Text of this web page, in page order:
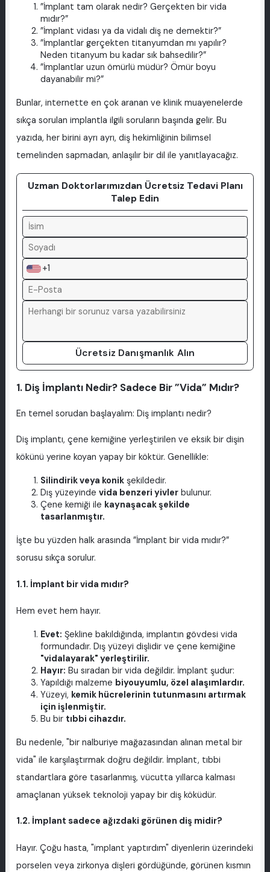
”İmplant tam olarak nedir? Gerçekten bir vida
mıdır?”
”İmplant vidası ya da vidalı diş ne demektir?”
”İmplantlar gerçekten titanyumdan mı yapılır?
Neden titanyum bu kadar sık bahsedilir?”
”İmplantlar uzun ömürlü müdür? Ömür boyu
dayanabilir mi?”
Bunlar, internette en çok aranan ve klinik muayenelerde
sıkça sorulan implantla ilgili soruların başında gelir. Bu
yazıda, her birini ayrı ayrı, diş hekimliğinin bilimsel
temelinden sapmadan, anlaşılır bir dil ile yanıtlayacağız.
Uzman Doktorlarımızdan Ücretsiz Tedavi Planı
Talep Edin
+1
Ücretsiz Danışmanlık Alın
1. Diş İmplantı Nedir? Sadece Bir ”Vida” Mıdır?
En temel sorudan başlayalım: Diş implantı nedir?
Diş implantı, çene kemiğine yerleştirilen ve eksik bir dişin
kökünü yerine koyan yapay bir köktür. Genellikle:
Silindirik veya konikşekildedir.
Dış yüzeyinde vida benzeri yivlerbulunur.
Çene kemiği ile kaynaşacak şekilde
tasarlanmıştır.
İşte bu yüzden halk arasında ”İmplant bir vida mıdır?”
sorusu sıkça sorulur.
1.1. İmplant bir vida mıdır?
Hem evet hem hayır.
Evet: Şekline bakıldığında, implantın gövdesi vida
formundadır. Dış yüzeyi dişlidir ve çene kemiğine
"vidalayarak" yerleştirilir.
Hayır: Bu sıradan bir vida değildir. İmplant şudur:
Yapıldığı malzeme biyouyumlu, özel alaşımlardır.
Yüzeyi, kemik hücrelerinin tutunmasını artırmak
için işlenmiştir.
Bu bir tıbbi cihazdır.
Bu nedenle, "bir nalburiye mağazasından alınan metal bir
vida" ile karşılaştırmak doğru değildir. İmplant, tıbbi
standartlara göre tasarlanmış, vücutta yıllarca kalması
amaçlanan yüksek teknoloji yapay bir diş köküdür.
1.2. İmplant sadece ağızdaki görünen diş midir?
Hayır. Çoğu hasta, "implant yaptırdım" diyenlerin üzerindeki
porselen veya zirkonya dişleri gördüğünde, görünen kısmın